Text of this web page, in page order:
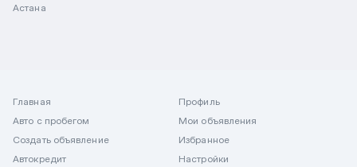
Астана
Главная
Авто с пробегом
Создать объявление
Автокредит
Профиль
Мои объявления
Избранное
Настройки